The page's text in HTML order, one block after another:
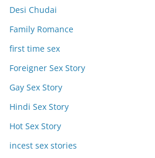
Desi Chudai
Family Romance
first time sex
Foreigner Sex Story
Gay Sex Story
Hindi Sex Story
Hot Sex Story
incest sex stories